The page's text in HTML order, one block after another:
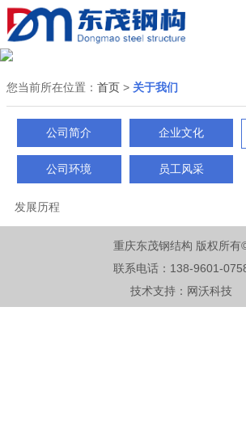
您当前所在位置： 首页 > 关于我们
公司简介 企业文化
公司环境 员工风采
发展历程
重庆东茂钢结构 版权所有
联系电话：138-9601-
技术支持： 网沃科技